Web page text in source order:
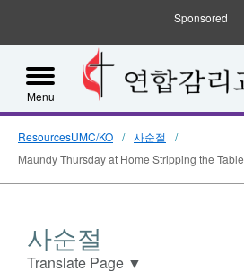
Sponsored
Menu
ResourcesUMC/KO
사순절
Maundy Thursday at Home Stripping the Table
사순절
Translate Page ▼